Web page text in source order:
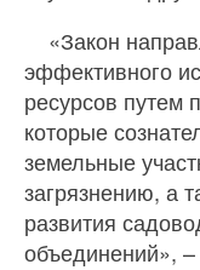
«Закон
эффективного
ресурсов путем
которые
земельные
загрязнению, а
развития
объединений»,